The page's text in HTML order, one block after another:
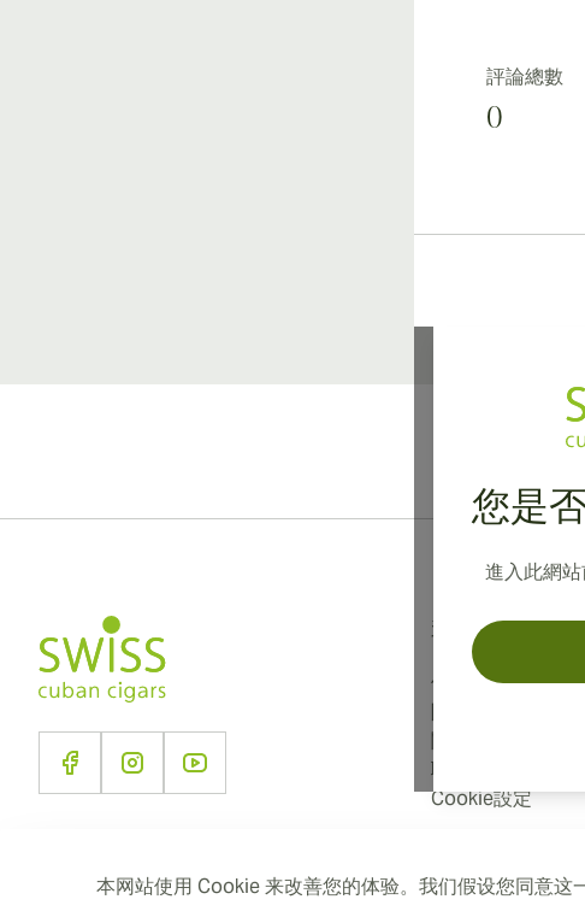
本网站使用 Cookie 来改善您的体验。我们假设您同意这
評論總數
0
您是
進入此網站
資訊
使用條款
隱私政策
聯絡我們
Cookie設定